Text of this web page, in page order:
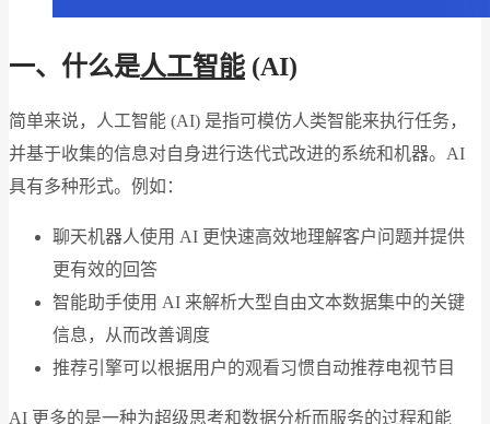
一、什么是人工智能 (AI)
简单来说，人工智能 (AI) 是指可模仿人类智能来执行任务，
并基于收集的信息对自身进行迭代式改进的系统和机器。AI
具有多种形式。例如：
聊天机器人使用 AI 更快速高效地理解客户问题并提供
更有效的回答
智能助手使用 AI 来解析大型自由文本数据集中的关键
信息，从而改善调度
推荐引擎可以根据用户的观看习惯自动推荐电视节目
AI 更多的是一种为超级思考和数据分析而服务的过程和能